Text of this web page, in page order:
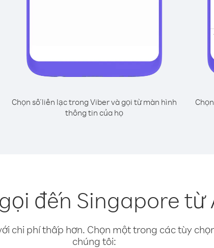
Chọn số liên lạc trong Viber và gọi từ màn hình
thông tin của họ
đến Singapore từ
chi phí thấp hơn. Chọn một trong các tùy
chúng tôi: